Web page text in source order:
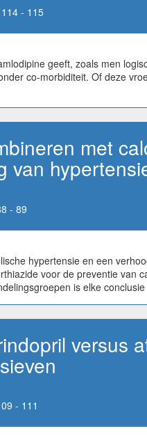
- 115
geeft, zoals men
co-morbiditeit. Of deze
met
van
- 89
hypertensie en een
voor de preventie
is elke
versus
- 111